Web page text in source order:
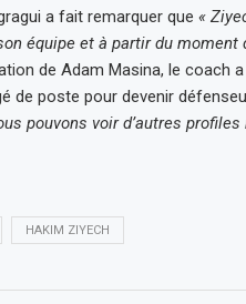
a fait remarquer que «
équipe et à partir du moment
de Adam Masina, le coach
de poste pour devenir
pouvons voir d’autres profiles
HAKIM ZIYECH